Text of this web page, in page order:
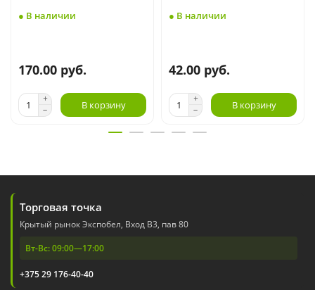
● В наличии
170.00 руб.
В корзину
● В наличии
42.00 руб.
В корзину
Торговая точка
Крытый рынок Экспобел, Вход В3, пав 80
Вт-Вс: 09:00—17:00
+375 29 176-40-40